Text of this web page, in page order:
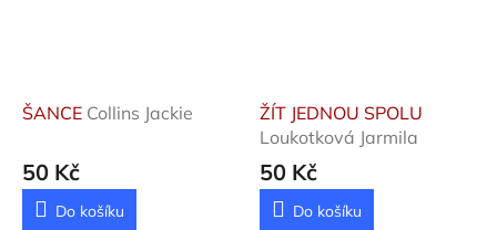
ŠANCE Collins Jackie
50 Kč
Do košíku
ŽÍT JEDNOU SPOLU
Loukotková Jarmila
50 Kč
Do košíku